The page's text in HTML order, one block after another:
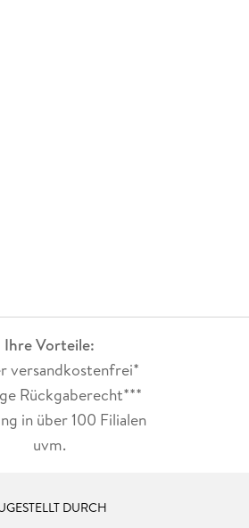
Ihre Vorteile:
versandkostenfrei*
Rückgaberecht***
in über 100 Filialen
uvm.
DURCH